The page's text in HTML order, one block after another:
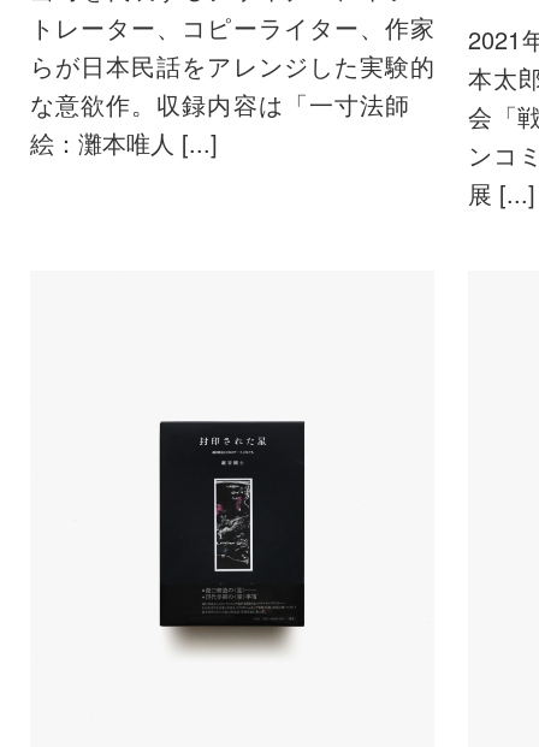
トレーター、コピーライター、作家
らが日本民話をアレンジした実験的
な意欲作。収録内容は「一寸法師
絵：灘本唯人 [...]
2021
本太
会「
ンコ
展 [...]